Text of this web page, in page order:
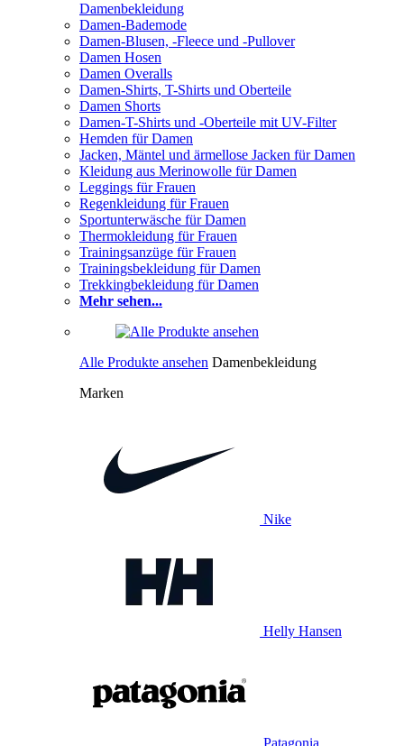
Damenbekleidung
Damen-Bademode
Damen-Blusen, -Fleece und -Pullover
Damen Hosen
Damen Overalls
Damen-Shirts, T-Shirts und Oberteile
Damen Shorts
Damen-T-Shirts und -Oberteile mit UV-Filter
Hemden für Damen
Jacken, Mäntel und ärmellose Jacken für Damen
Kleidung aus Merinowolle für Damen
Leggings für Frauen
Regenkleidung für Frauen
Sportunterwäsche für Damen
Thermokleidung für Frauen
Trainingsanzüge für Frauen
Trainingsbekleidung für Damen
Trekkingbekleidung für Damen
Mehr sehen...
Alle Produkte ansehen Damenbekleidung
Marken
Nike
Helly Hansen
Patagonia